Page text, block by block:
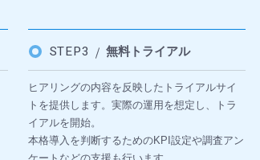
STEP3 無料トライアル
ヒアリングの内容を反映したトライアルサイ
トを提供します。実際の運用を想定し、トラ
イアルを開始。
本格導入を判断するためのKPI設定や調査アン